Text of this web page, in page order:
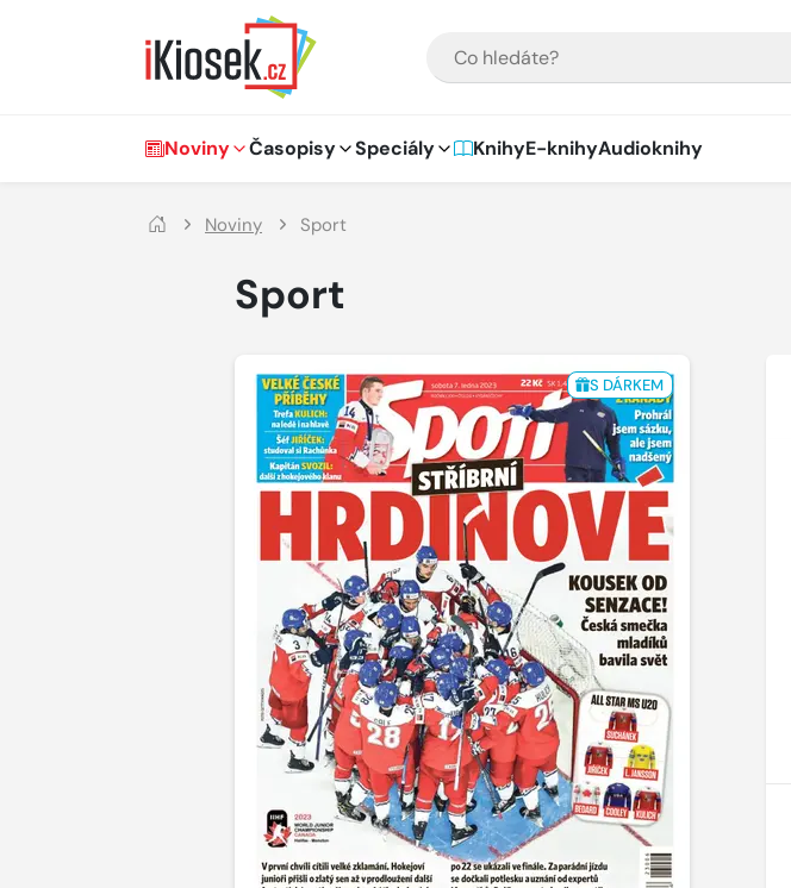
Hlavní navigace
Noviny Časopisy Speciály KnihyE-knihyAudioknihy
Noviny Sport
Sport
S DÁRKEM